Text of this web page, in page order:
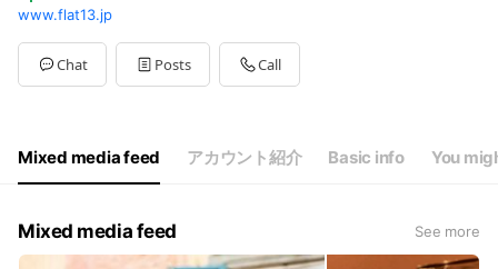
Sun10:00 - 21:00
Mon10:00 - 21:00
Tue10:00 - 21:00
Wed10:00 - 21:00
Sat
10:00 - 21:00
www.flat13.jp
Chat Posts Call
Mixed media feed アカウント紹介 Basic info You
Mixed media feed See more